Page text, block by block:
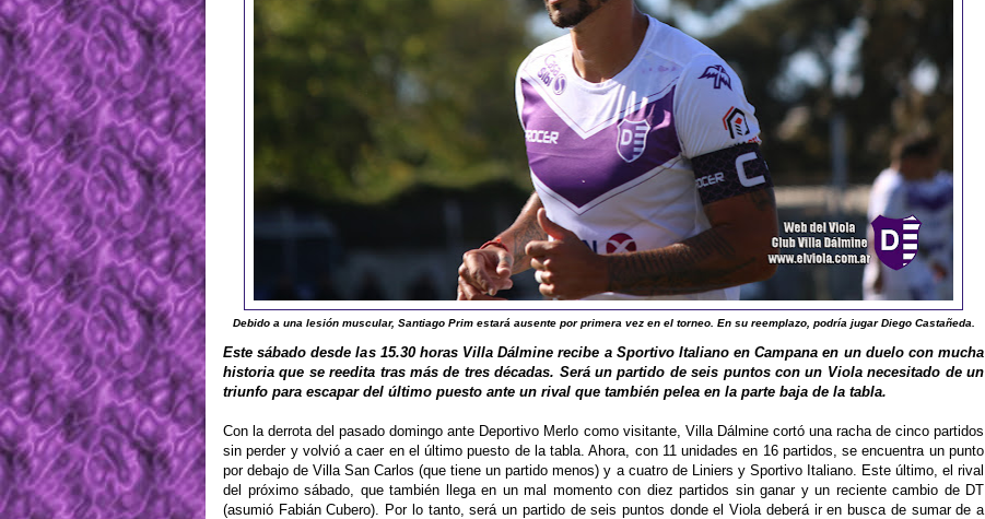
Debido a una lesión muscular, Santiago Prim estará ausente por primera vez en el torneo. En su reemplazo, podría jugar Diego Castañeda.
Este sábado desde las 15.30 horas Villa Dálmine recibe a Sportivo Italiano en Campana en un duelo con mucha
historia que se reedita tras más de tres décadas. Será un partido de seis puntos con un Viola necesitado de un
triunfo para escapar del último puesto ante un rival que también pelea en la parte baja de la tabla.
Con la derrota del pasado domingo ante Deportivo Merlo como visitante, Villa Dálmine cortó una racha de cinco partidos
sin perder y volvió a caer en el último puesto de la tabla. Ahora, con 11 unidades en 16 partidos, se encuentra un punto
por debajo de Villa San Carlos (que tiene un partido menos) y a cuatro de Liniers y Sportivo Italiano. Este último, el rival
del próximo sábado, que también llega en un mal momento con diez partidos sin ganar y un reciente cambio de DT
(asumió Fabián Cubero). Por lo tanto, será un partido de seis puntos donde el Viola deberá ir en busca de sumar de a